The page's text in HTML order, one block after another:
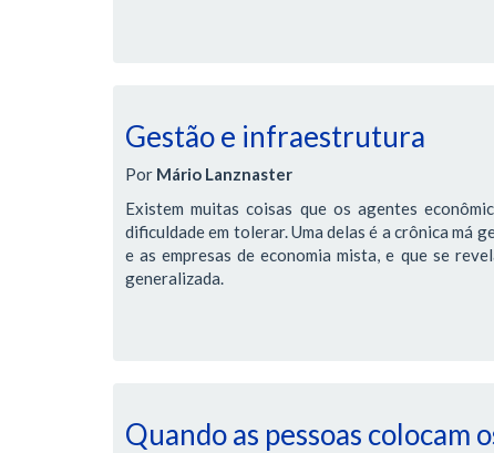
Gestão e infraestrutura
Por Mário Lanznaster
Existem muitas coisas que os agentes
dificuldade em tolerar. Uma delas é a crônica má
e as empresas de economia mista, e que se
generalizada.
Quando as pessoas colocam